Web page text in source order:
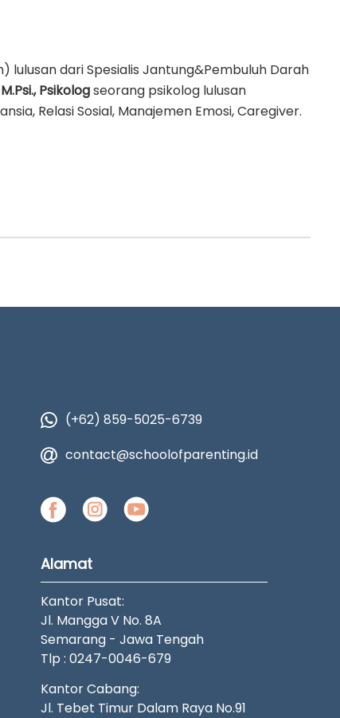
lulusan dari Spesialis Jantung&Pembuluh Darah
Psikologseorang psikolog lulusan
Relasi Sosial, Manajemen Emosi, Caregiver.
(+62) 859-5025-6739
contact@schoolofparenting.id
Alamat
Kantor Pusat:
Jl. Mangga V No. 8A
Semarang - Jawa Tengah
Tlp : 0247-0046-679
Kantor Cabang:
Jl. Tebet Timur Dalam Raya No.91